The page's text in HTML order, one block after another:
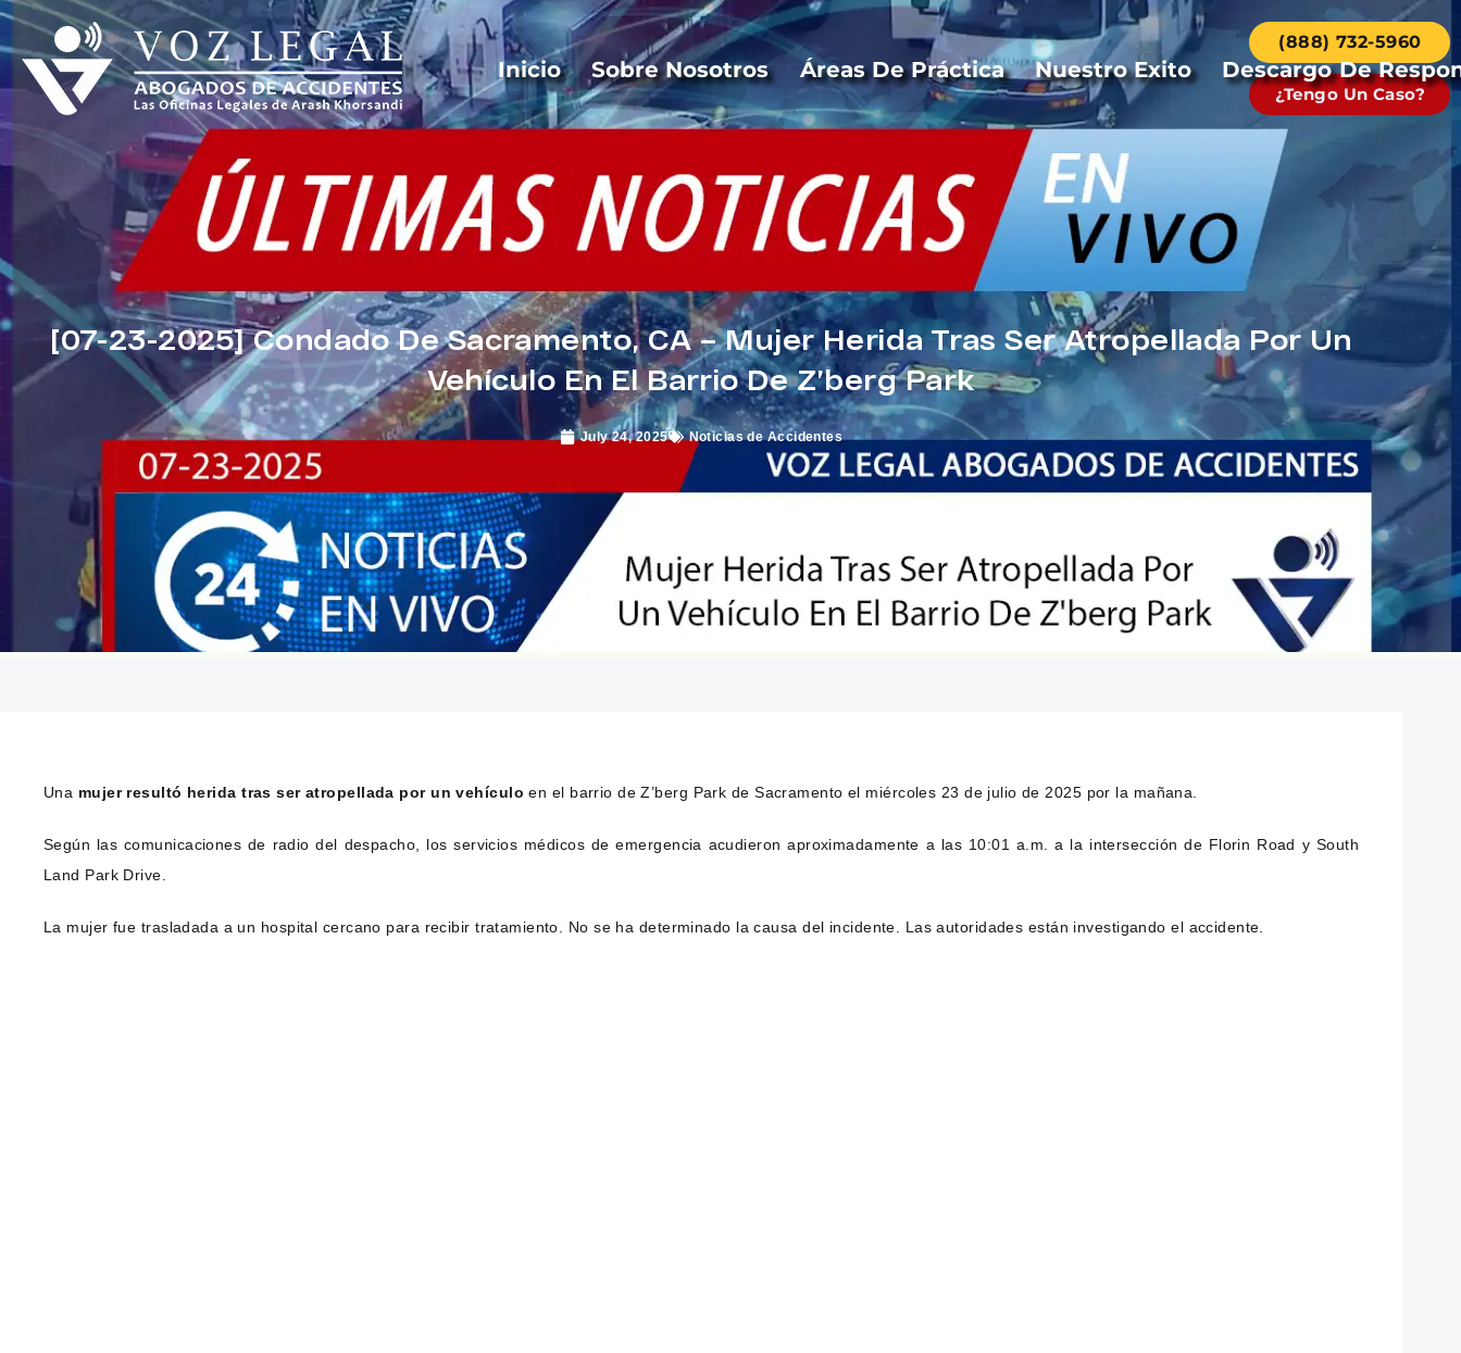
Inicio Sobre Nosotros Áreas De Práctica Nuestro Exito Descargo De
(888) 732-5960
¿Tengo Un Caso?
[07-23-2025] Condado De Sacramento, CA – Mujer Herida Tras Ser Atropellada Por Un
Vehículo En El Barrio De Z’berg Park
July 24, 2025 Noticias de Accidentes
Una mujer resultó herida tras ser atropellada por un vehículo en el barrio de Z’berg Park de Sacramento el miércoles 23 de julio de 2025 por la mañana.
Según las comunicaciones de radio del despacho, los servicios médicos de emergencia acudieron aproximadamente a las 10:01 a.m. a la intersección de Florin Road y South
Land Park Drive.
La mujer fue trasladada a un hospital cercano para recibir tratamiento. No se ha determinado la causa del incidente. Las autoridades están investigando el accidente.